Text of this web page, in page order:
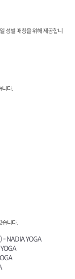
성별 매칭을 위해 제공합니
니다.
습니다.
NADIA YOGA